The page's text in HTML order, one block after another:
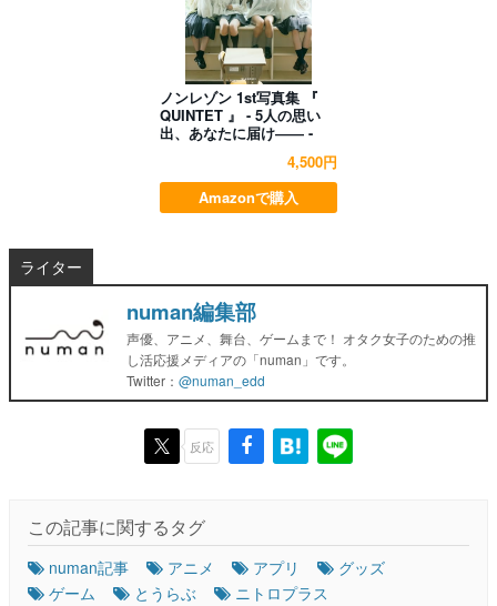
ノンレゾン 1st写真集 『
QUINTET 』 - 5人の思い
出、あなたに届け―― -
4,500円
Amazonで購入
ライター
numan編集部
声優、アニメ、舞台、ゲームまで！ オタク女子のための推
し活応援メディアの「numan」です。
Twitter： @numan_edd
反応
この記事に関するタグ
numan記事 アニメ アプリ
グッズ
ゲーム
とうらぶ
ニトロプラス